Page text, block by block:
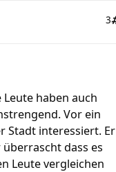
3
haben auch
Vor ein
Stadt interessiert. Er
dass es
Leute vergleichen